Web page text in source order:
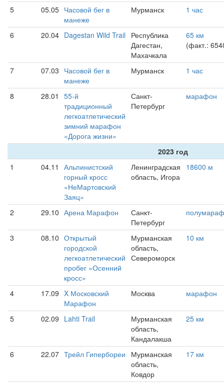
5 05.05 Часовой бег в
манеже
Мурманск 1 час
6 20.04 Dagestan Wild Trail
Республика
Дагестан,
Махачкала
65 км
(факт.:
7 07.03 Часовой бег в
манеже
Мурманск 1 час
8 28.01
55-й
традиционный
легкоатлетический
зимний марафон
«Дорога жизни»
Санкт-
Петербург
марафон
2023 год
1
04.11
Альпинистский
горный кросс
«НеМартовский
Заяц»
Ленинградская
область, Игора
18600 м
2 29.10 Арена Марафон
Санкт-
Петербург
3 08.10 Открытый
городской
легкоатлетический
пробег «Осенний
кросс»
Мурманская
область,
Североморск
10 км
4 17.09 X Московский
Марафон
Москва марафон
5 02.09 Lahti Trail
Мурманская
область,
Кандалакша
25 км
6 22.07 Трейл Гипербореи
Мурманская
область,
Ковдор
17 км